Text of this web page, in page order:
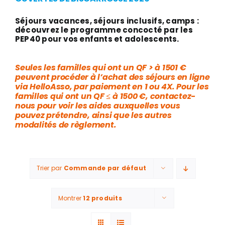
Séjours vacances, séjours inclusifs, camps :
découvrez le programme concocté par les
PEP40 pour vos enfants et adolescents.
Seules les familles qui ont un QF > à 1501 €
peuvent procéder à l’achat des séjours en ligne
via HelloAsso, par paiement en 1 ou 4X. Pour les
familles qui ont un QF ≤ à 1500 €, contactez-
nous pour voir les aides auxquelles vous
pouvez prétendre, ainsi que les autres
modalités de règlement.
Trier par Commande par défaut
Montrer12 produits